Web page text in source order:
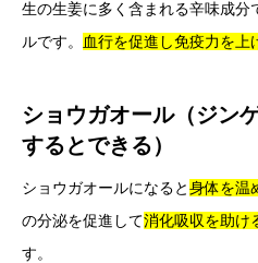
生の生姜に多く含まれる辛味成分
ルです。
血行を促進し免疫力を上
ショウガオール（ジン
するとできる）
ショウガオールになると身体を温
の分泌を促進して消化吸収を助け
す。